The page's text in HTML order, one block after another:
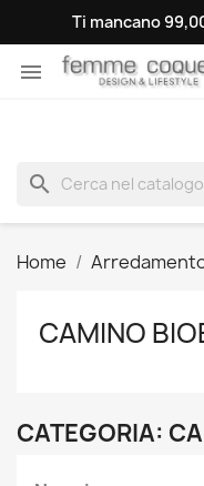
Ti mancano

search
Home
CAMINO
CATEGORIA: